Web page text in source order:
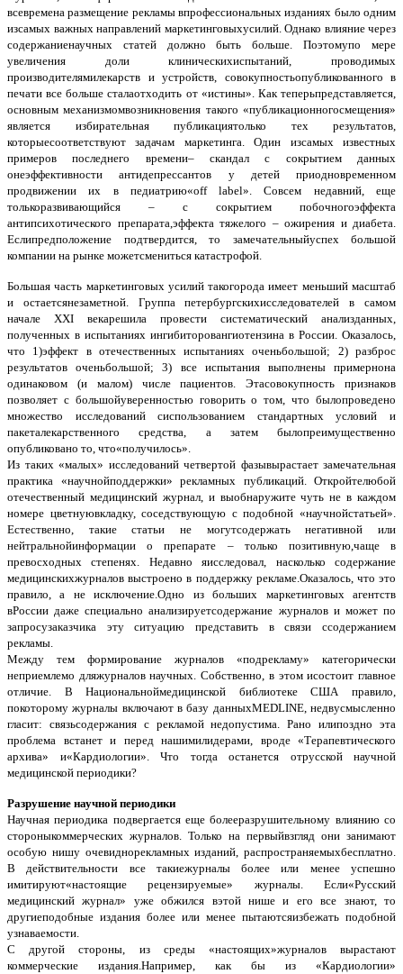
всевремена размещение рекламы впрофессиональных изданиях было одним
изсамых важных направлений маркетинговыхусилий. Однако влияние через
содержаниенаучных статей должно быть больше. Поэтомупо мере
увеличения доли клиническихиспытаний, проводимых
производителямилекарств и устройств, совокупностьопубликованного в
печати все больше сталаотходить от «истины». Как теперьпредставляется,
основным механизмомвозникновения такого «публикационногосмещения»
является избирательная публикациятолько тех результатов,
которыесоответствуют задачам маркетинга. Один изсамых известных
примеров последнего времени– скандал с сокрытием данных
онеэффективности антидепрессантов у детей приодновременном
продвижении их в педиатрию«off label». Совсем недавний, еще
толькоразвивающийся – с сокрытием побочногоэффекта
антипсихотического препарата,эффекта тяжелого – ожирения и диабета.
Еслипредположение подтвердится, то замечательныйуспех большой
компании на рынке можетсмениться катастрофой.
Большая часть маркетинговых усилий такогорода имеет меньший масштаб
и остаетсянезаметной. Группа петербургскихисследователей в самом
начале XXI векарешила провести систематический анализданных,
полученных в испытаниях ингибиторовангиотензина в России. Оказалось,
что 1)эффект в отечественных испытаниях оченьбольшой; 2) разброс
результатов оченьбольшой; 3) все испытания выполнены примернона
одинаковом (и малом) числе пациентов. Этасовокупность признаков
позволяет с большойуверенностью говорить о том, что былопроведено
множество исследований сиспользованием стандартных условий и
пакеталекарственного средства, а затем былопреимущественно
опубликовано то, что«получилось».
Из таких «малых» исследований четвертой фазывырастает замечательная
практика «научнойподдержки» рекламных публикаций. Откройтелюбой
отечественный медицинский журнал, и выобнаружите чуть не в каждом
номере цветнуювкладку, соседствующую с подобной «научнойстатьей».
Естественно, такие статьи не могутсодержать негативной или
нейтральнойинформации о препарате – только позитивную,чаще в
превосходных степенях. Недавно яисследовал, насколько содержание
медицинскихжурналов выстроено в поддержку рекламе.Оказалось, что это
правило, а не исключение.Одно из больших маркетинговых агентств
вРоссии даже специально анализируетсодержание журналов и может по
запросузаказчика эту ситуацию представить в связи ссодержанием
рекламы.
Между тем формирование журналов «подрекламу» категорически
неприемлемо дляжурналов научных. Собственно, в этом исостоит главное
отличие. В Национальноймедицинской библиотеке США правило,
покоторому журналы включают в базу данныхMEDLINE, недвусмысленно
гласит: связьсодержания с рекламой недопустима. Рано илипоздно эта
проблема встанет и перед нашимилидерами, вроде «Терапевтического
архива» и«Кардиологии». Что тогда останется отрусской научной
медицинской периодики?
Разрушение научной периодики
Научная периодика подвергается еще болееразрушительному влиянию со
стороныкоммерческих журналов. Только на первыйвзгляд они занимают
особую нишу очевиднорекламных изданий, распространяемыхбесплатно.
В действительности все такиежурналы более или менее успешно
имитируют«настоящие рецензируемые» журналы. Если«Русский
медицинский журнал» уже обжился вэтой нише и его все знают, то
другиеподобные издания более или менее пытаютсяизбежать подобной
узнаваемости.
С другой стороны, из среды «настоящих»журналов вырастают
коммерческие издания.Например, как бы из «Кардиологии»